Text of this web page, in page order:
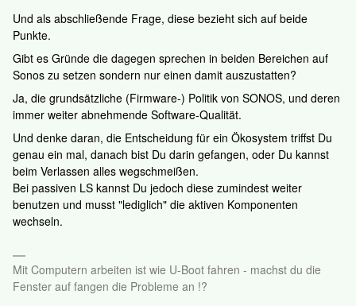
Und als abschließende Frage, diese bezieht sich auf beide
Punkte.
Gibt es Gründe die dagegen sprechen in beiden Bereichen auf
Sonos zu setzen sondern nur einen damit auszustatten?
Ja, die grundsätzliche (Firmware-) Politik von SONOS, und deren
immer weiter abnehmende Software-Qualität.
Und denke daran, die Entscheidung für ein Ökosystem triffst Du
genau ein mal, danach bist Du darin gefangen, oder Du kannst
beim Verlassen alles wegschmeißen.
Bei passiven LS kannst Du jedoch diese zumindest weiter
benutzen und musst "lediglich" die aktiven Komponenten
wechseln.
Mit Computern arbeiten ist wie U-Boot fahren - machst du die
Fenster auf fangen die Probleme an !?